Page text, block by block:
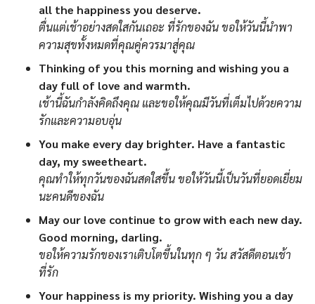
all the happiness you deserve.
ตื่นแต่เช้าอย่างสดใสกันเถอะ ที่รักของฉัน ขอให้วันนี้นำพา
ความสุขทั้งหมดที่คุณคู่ควรมาสู่คุณ
Thinking of you this morning and wishing you a
day full of love and warmth.
เช้านี้ฉันกำลังคิดถึงคุณ และขอให้คุณมีวันที่เต็มไปด้วยความ
รักและความอบอุ่น
You make every day brighter. Have a fantastic
day, my sweetheart.
คุณทำให้ทุกวันของฉันสดใสขึ้น ขอให้วันนี้เป็นวันที่ยอดเยี่ยม
นะคนดีของฉัน
May our love continue to grow with each new day.
Good morning, darling.
ขอให้ความรักของเราเติบโตขึ้นในทุก ๆ วัน สวัสดีตอนเช้า
ที่รัก
Your happiness is my priority. Wishing you a day